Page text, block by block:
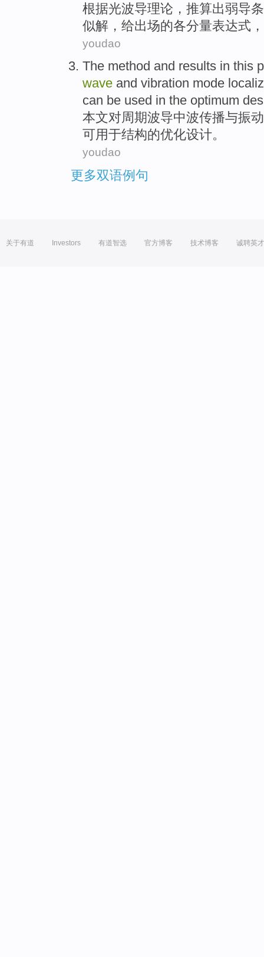
根据光波导理论 ， 推算出弱导
似解 ， 给出场的各分量表达式
youdao
The method and results in this
wave and vibration mode
can be used in the optimum
本文对周期波导中波传播与振动
可用于结构的优化设计。
youdao
更多双语例句
关于有道 Investors 有道智选 官方博客 技术博客 诚聘英才